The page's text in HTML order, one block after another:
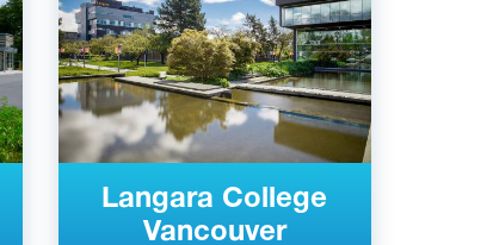
Langara College
Vancouver
Государственный